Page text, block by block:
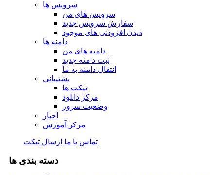
سرویس ها
سرویس های من
سفارش سرویس جدید
دیدن افزودنی های موجود
دامنه ها
دامنه های من
ثبت دامنه جدید
انتقال دامنه به ما
پشتیبانی
تیکت ها
مرکز دانلود
وضعیت سرور
اخبار
مرکز آموزش
تماس با ما ارسال تیکت
دسته بندی ها